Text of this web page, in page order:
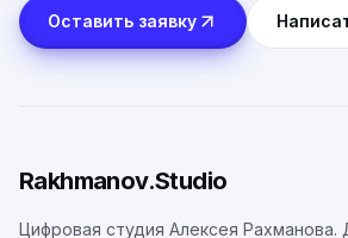
Оставить заявку
Rakhmanov.Studio
Цифровая студия Алексея Рахманова.